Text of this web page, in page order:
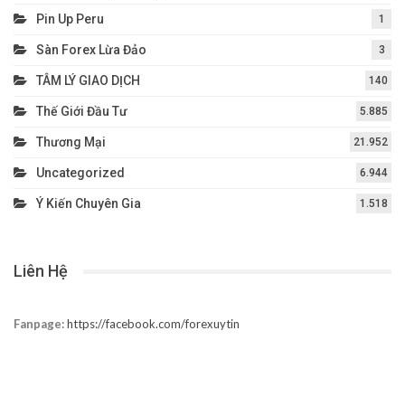
Pin Up Peru 1
Sàn Forex Lừa Đảo 3
TÂM LÝ GIAO DỊCH 140
Thế Giới Đầu Tư 5.885
Thương Mại 21.952
Uncategorized 6.944
Ý Kiến Chuyên Gia 1.518
Liên Hệ
Fanpage:https://facebook.com/forexuytin